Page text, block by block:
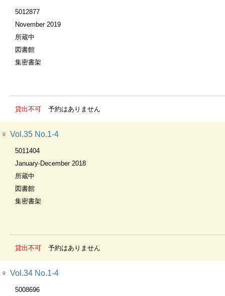
5012877
November 2019
所蔵中
図書館
集密書架
貸出不可 予約はありません
8 Vol.35 No.1-4
5011404
January-December 2018
所蔵中
図書館
集密書架
貸出不可 予約はありません
9 Vol.34 No.1-4
5008696